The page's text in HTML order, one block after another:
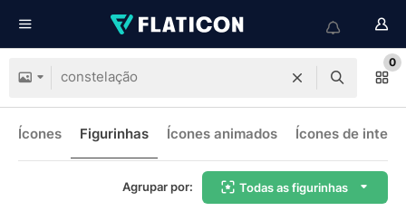
0
Ícones Figurinhas Ícones animados Ícones de
Agrupar por: Todas as figurinhas